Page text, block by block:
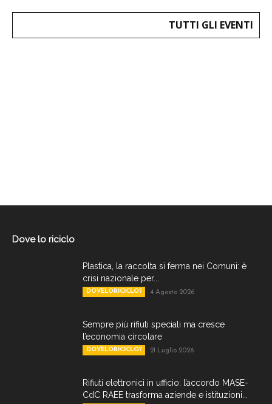
TUTTI GLI EVENTI
Dove lo riciclo
Plastica, la raccolta si ferma nei Comuni: è
crisi nazionale per...
DOVELORICICLO? 4 Agosto 2026
Sempre più rifiuti speciali ma cresce
l’economia circolare
DOVELORICICLO? 21 Luglio 2026
Rifiuti elettronici in ufficio: l’accordo MASE-
CdC RAEE trasforma aziende e istituzioni...